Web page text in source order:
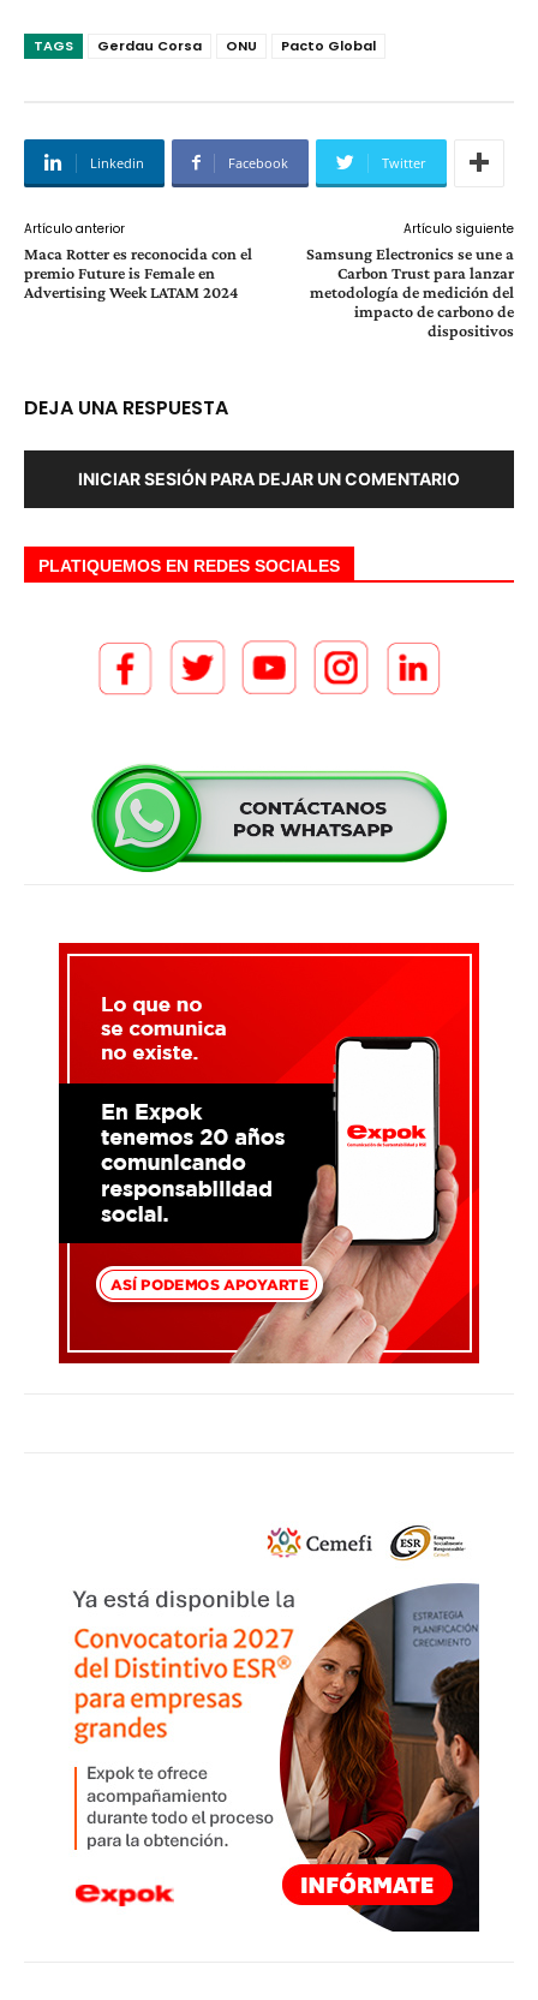
TAGS Gerdau Corsa ONU Pacto Global
Linkedin Facebook Twitter
Artículo anterior
Maca Rotter es reconocida con el
premio Future is Female en
Advertising Week LATAM 2024
Artículo siguiente
Samsung Electronics se une a
Carbon Trust para lanzar
metodología de medición del
impacto de carbono de
dispositivos
DEJA UNA RESPUESTA
INICIAR SESIÓN PARA DEJAR UN COMENTARIO
PLATIQUEMOS EN REDES SOCIALES